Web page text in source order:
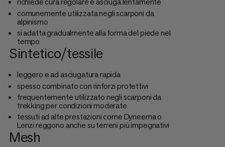
comunemente utilizzata negli scarponi da
alpinismo
si adatta gradualmente alla forma del piede nel
tempo
Sintetico/tessile
leggero e ad asciugatura rapida
spesso combinato con rinforzi protettivi
frequentemente utilizzato negli scarponi da
trekking per condizioni moderate
tessuti ad alte prestazioni come Dyneema o
Lenzi reggono anche su terreni più impegnativi
Mesh